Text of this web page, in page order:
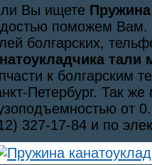
Вы ищете Пружина
поможем Вам.
болгарских,
тали
к болгарским
Петербург. Так
от
327-17-84 и по